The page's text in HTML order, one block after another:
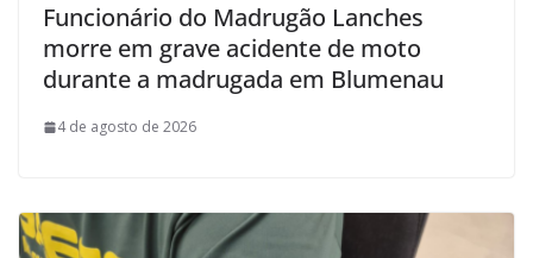
Funcionário do Madrugão Lanches
morre em grave acidente de moto
durante a madrugada em Blumenau
4 de agosto de 2026